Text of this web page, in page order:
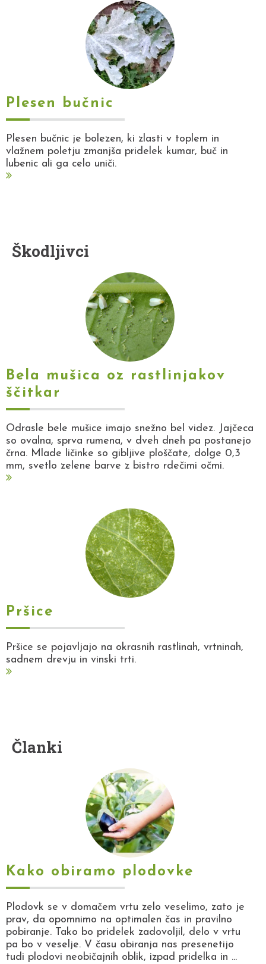
Plesen bučnic
Plesen bučnic je bolezen, ki zlasti v toplem in
vlažnem poletju zmanjša pridelek kumar, buč in
lubenic ali ga celo uniči.
Škodljivci
Bela mušica oz rastlinjakov
ščitkar
Odrasle bele mušice imajo snežno bel videz. Jajčeca
so ovalna, sprva rumena, v dveh dneh pa postanejo
črna. Mlade ličinke so gibljive ploščate, dolge 0,3
mm, svetlo zelene barve z bistro rdečimi očmi.
Pršice
Pršice se pojavljajo na okrasnih rastlinah, vrtninah,
sadnem drevju in vinski trti.
Članki
Kako obiramo plodovke
Plodovk se v domačem vrtu zelo veselimo, zato je
prav, da opomnimo na optimalen čas in pravilno
pobiranje. Tako bo pridelek zadovoljil, delo v vrtu
pa bo v veselje. V času obiranja nas presenetijo
tudi plodovi neobičajnih oblik, izpad pridelka in ...